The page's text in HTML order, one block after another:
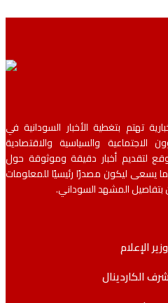
بتغطية الأخبار السودانية في
والسياسية والاقتصادية
أخبار دقيقة وموثوقة حول
ليكون مصدرًا رئيسيًا للمعلومات
المشهد السوداني.